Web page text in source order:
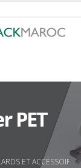
PET
ET ACCESSOIRES